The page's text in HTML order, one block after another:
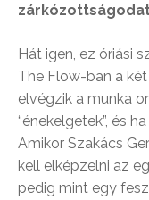
Hát igen, ez óriási
The Flow-ban a
elvégzik a munka
“énekelgetek”, és
Amikor Szakács
kell elképzelni az
pedig mint egy